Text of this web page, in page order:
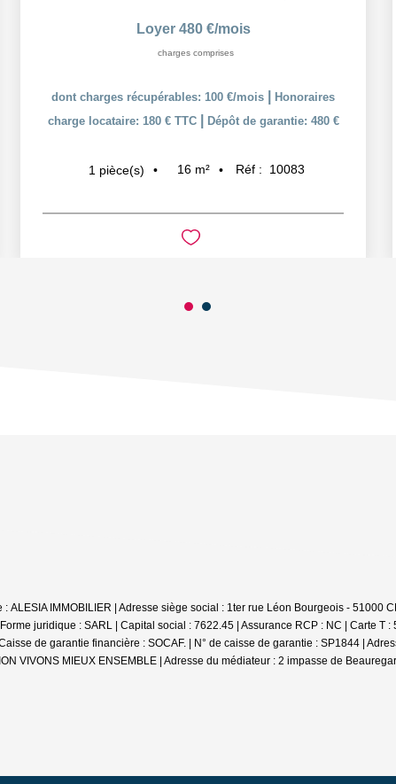
Loyer 480 €/mois
charges comprises
dont charges récupérables: 100 €/mois
Honoraires
charge locataire: 180 € TTC
Dépôt de garantie: 480 €
1 pièce(s) 16 m² Réf : 10083
ALESIA IMMOBILIER | Adresse siège social : 1ter rue Léon Bourgeois - 51000
juridique : SARL | Capital social : 7622.45 | Assurance RCP : NC | Carte T :
de garantie financière : SOCAF. | N° de caisse de garantie : SP1844 |
VIVONS MIEUX ENSEMBLE | Adresse du médiateur : 2 impasse de